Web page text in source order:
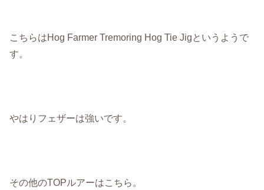
こちらはHog Farmer Tremoring Hog Tie Jigというようで
す。
やはりフェザーは強いです。
その他のTOPルアーはこちら。